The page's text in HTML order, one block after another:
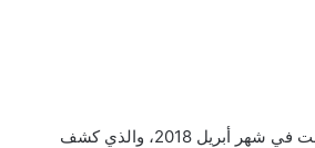
سابق صادر عن صحيفة ساوث تشاينا مورنينج بوست في شهر أبريل 2018، والذي كشف